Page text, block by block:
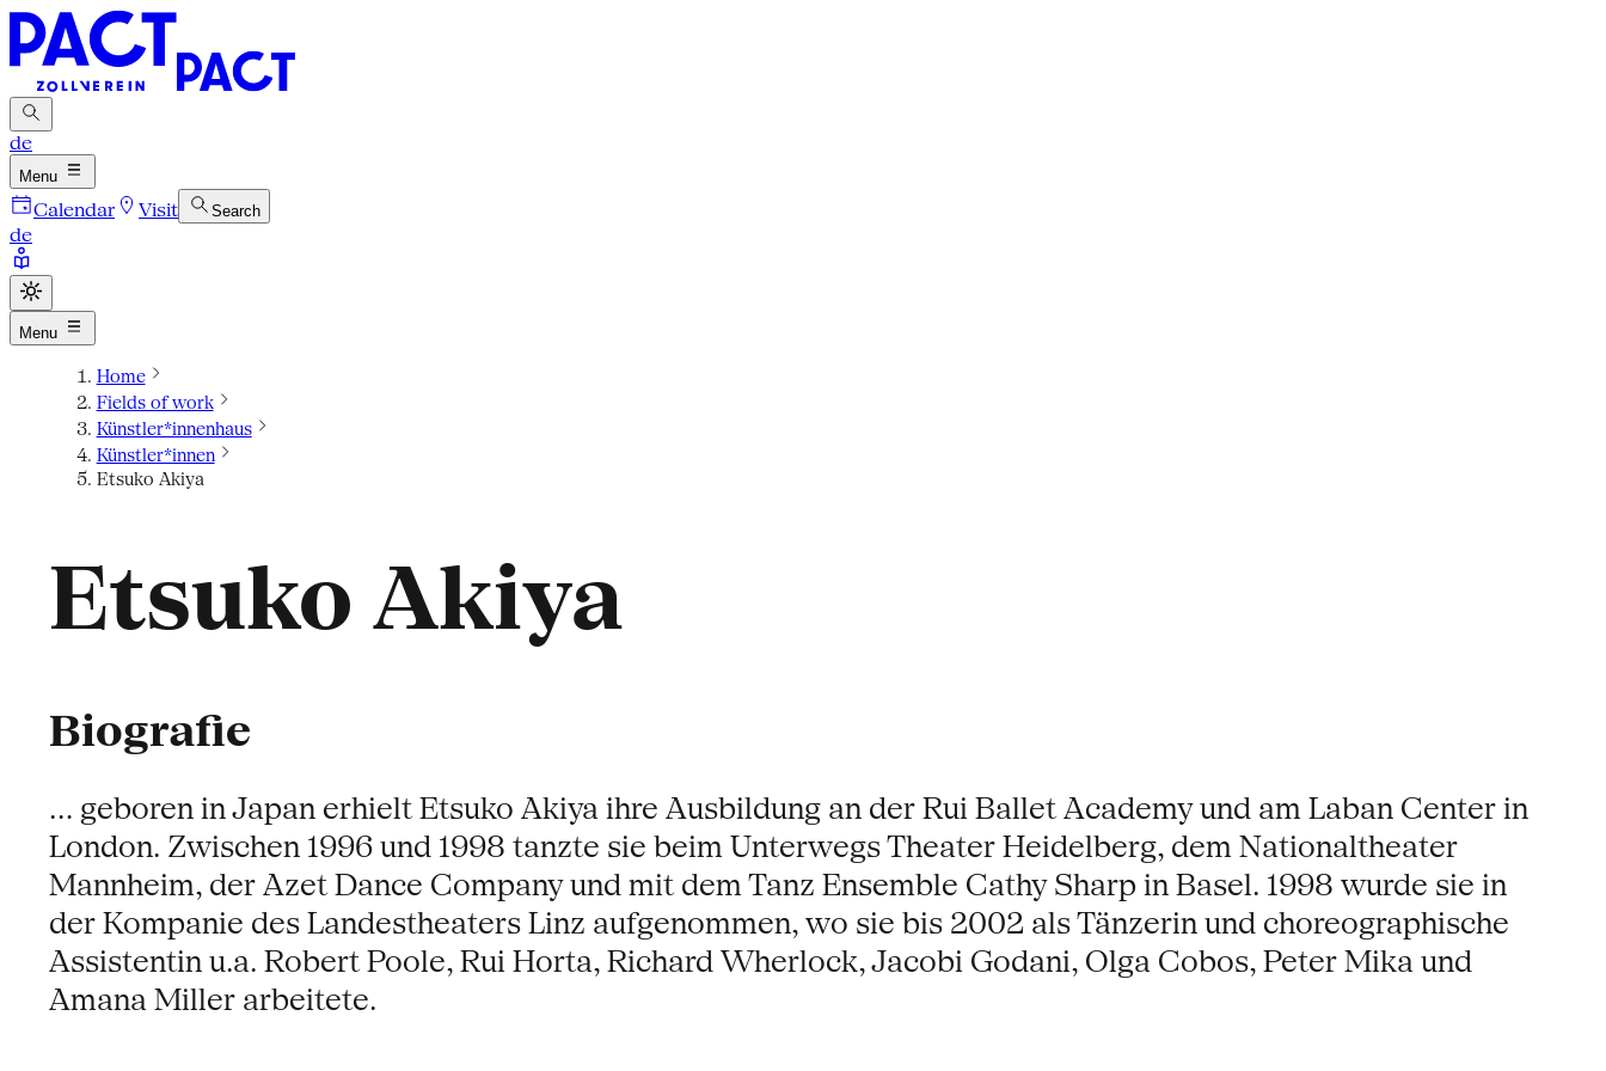
de
Menu
Calendar Visit Search
de
Menu
Home
Fields of work
Künstler*innenhaus
Künstler*innen
Etsuko Akiya
Etsuko Akiya
Biografie
... geboren in Japan erhielt Etsuko Akiya ihre Ausbildung an der Rui Ballet Academy und am Laban Center in
London. Zwischen 1996 und 1998 tanzte sie beim Unterwegs Theater Heidelberg, dem Nationaltheater
Mannheim, der Azet Dance Company und mit dem Tanz Ensemble Cathy Sharp in Basel. 1998 wurde sie in
der Kompanie des Landestheaters Linz aufgenommen, wo sie bis 2002 als Tänzerin und choreographische
Assistentin u.a. Robert Poole, Rui Horta, Richard Wherlock, Jacobi Godani, Olga Cobos, Peter Mika und
Amana Miller arbeitete.